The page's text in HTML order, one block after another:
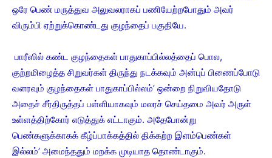
ஒரே பெண் மருத்துவ அலுவலராகப் பணியேற்றபோதும் அவர்
விரும்பி ஏற்றுக்கொண்டது குழந்தைப் பகுதியே.
பாரீஸில் கண்ட குழந்தைகள் பாதுகாப்பில்லத்தைப் பொல,
குற்றமிழைத்த சிறுவர்கள் திருந்து நடக்கவும் அன்புப் பிணைப்போடு
வளரவும் குழந்தைகள் பாதுகாப்பில்லம்’ ஒன்றை நிறுவியதோடு
அதைச் சீர்திருத்தப் பள்ளியாகவும் மலரச் செய்தமை அவர் அருள்
உள்ளத்திற்கோர் எடுத்துக் எட்டாகும். அதேபோன்று
பெண்களுக்காகக் கீழ்ப்பாக்கத்தில் திக்கற்ற இளம்பெண்கள்
இல்லம்’ அமைந்ததும் மறக்க முடியாத தொண்டாகும்.